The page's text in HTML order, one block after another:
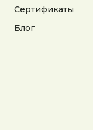
Сертификаты
Блог
Разработка сайта